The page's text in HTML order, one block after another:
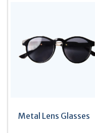
Metal Lens Glasses